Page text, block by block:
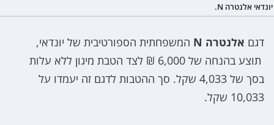
יונדאי אלנטרה N.
דגם אלנטרה N
המשפחתית הספורטיבית של יונדאי,
תוצע בהנחה של 6,000 ₪ לצד הטבת מיגון ללא עלות
בסך של 4,033 שקל. סך ההטבות לדגם זה יעמדו על
10,033 שקל.